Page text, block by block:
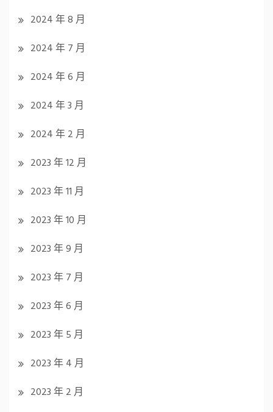
2024 年 8 月
2024 年 7 月
2024 年 6 月
2024 年 3 月
2024 年 2 月
2023 年 12 月
2023 年 11 月
2023 年 10 月
2023 年 9 月
2023 年 7 月
2023 年 6 月
2023 年 5 月
2023 年 4 月
2023 年 2 月